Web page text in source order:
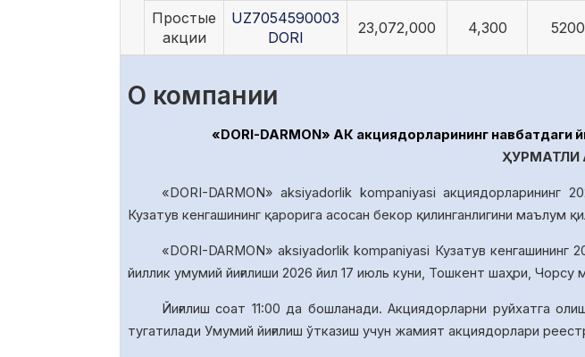
Простые
акции
UZ7054590003
DORI
23,072,000 4,300
О компании
«DORI-DARMON» АК акциядорларининг навбатдаги
ҲУРМАТЛИ
«DORI-DARMON» aksiyadorlik kompaniyasi акциядорларининг
Кузатув кенгашининг қарорига асосан бекор қилинганлигини маълум
«DORI-DARMON» aksiyadorlik kompaniyasi Кузатув кенгашининг
йиллик умумий йиғилиши 2026 йил 17 июль куни, Тошкент шаҳри, Чорсу
Йиғилиш соат 11:00 да бошланади. Акциядорларни руйхатга
тугатилади Умумий йиғилиш ўтказиш учун жамият акциядорлари